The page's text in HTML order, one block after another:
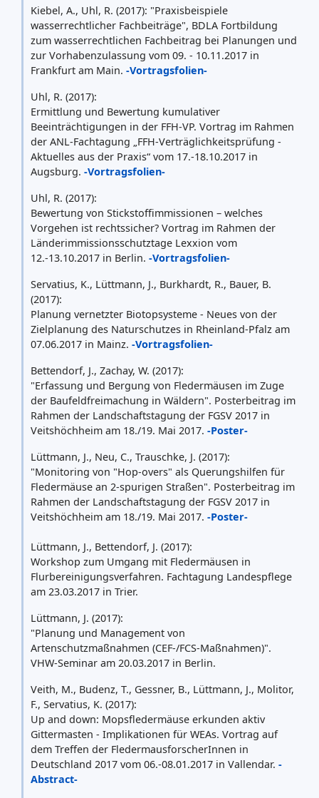
Kiebel, A., Uhl, R. (2017): "Praxisbeispiele
wasserrechtlicher Fachbeiträge", BDLA Fortbildung
zum wasserrechtlichen Fachbeitrag bei Planungen und
zur Vorhabenzulassung vom 09. - 10.11.2017 in
Frankfurt am Main. -Vortragsfolien-
Uhl, R. (2017):
Ermittlung und Bewertung kumulativer
Beeinträchtigungen in der FFH-VP. Vortrag im Rahmen
der ANL-Fachtagung „FFH-Verträglichkeitsprüfung -
Aktuelles aus der Praxis“ vom 17.-18.10.2017 in
Augsburg. -Vortragsfolien-
Uhl, R. (2017):
Bewertung von Stickstoffimmissionen – welches
Vorgehen ist rechtssicher? Vortrag im Rahmen der
Länderimmissionsschutztage Lexxion vom
12.-13.10.2017 in Berlin. -Vortragsfolien-
Servatius, K., Lüttmann, J., Burkhardt, R., Bauer, B.
(2017):
Planung vernetzter Biotopsysteme - Neues von der
Zielplanung des Naturschutzes in Rheinland-Pfalz am
07.06.2017 in Mainz. -Vortragsfolien-
Bettendorf, J., Zachay, W. (2017):
"Erfassung und Bergung von Fledermäusen im Zuge
der Baufeldfreimachung in Wäldern". Posterbeitrag im
Rahmen der Landschaftstagung der FGSV 2017 in
Veitshöchheim am 18./19. Mai 2017. -Poster-
Lüttmann, J., Neu, C., Trauschke, J. (2017):
"Monitoring von "Hop-overs" als Querungshilfen für
Fledermäuse an 2-spurigen Straßen". Posterbeitrag im
Rahmen der Landschaftstagung der FGSV 2017 in
Veitshöchheim am 18./19. Mai 2017. -Poster-
Lüttmann, J., Bettendorf, J. (2017):
Workshop zum Umgang mit Fledermäusen in
Flurbereinigungsverfahren. Fachtagung Landespflege
am 23.03.2017 in Trier.
Lüttmann, J. (2017):
"Planung und Management von
Artenschutzmaßnahmen (CEF-/FCS-Maßnahmen)".
VHW-Seminar am 20.03.2017 in Berlin.
Veith, M., Budenz, T., Gessner, B., Lüttmann, J., Molitor,
F., Servatius, K. (2017):
Up and down: Mopsfledermäuse erkunden aktiv
Gittermasten - Implikationen für WEAs. Vortrag auf
dem Treffen der FledermausforscherInnen in
Deutschland 2017 vom 06.-08.01.2017 in Vallendar. -
Abstract-